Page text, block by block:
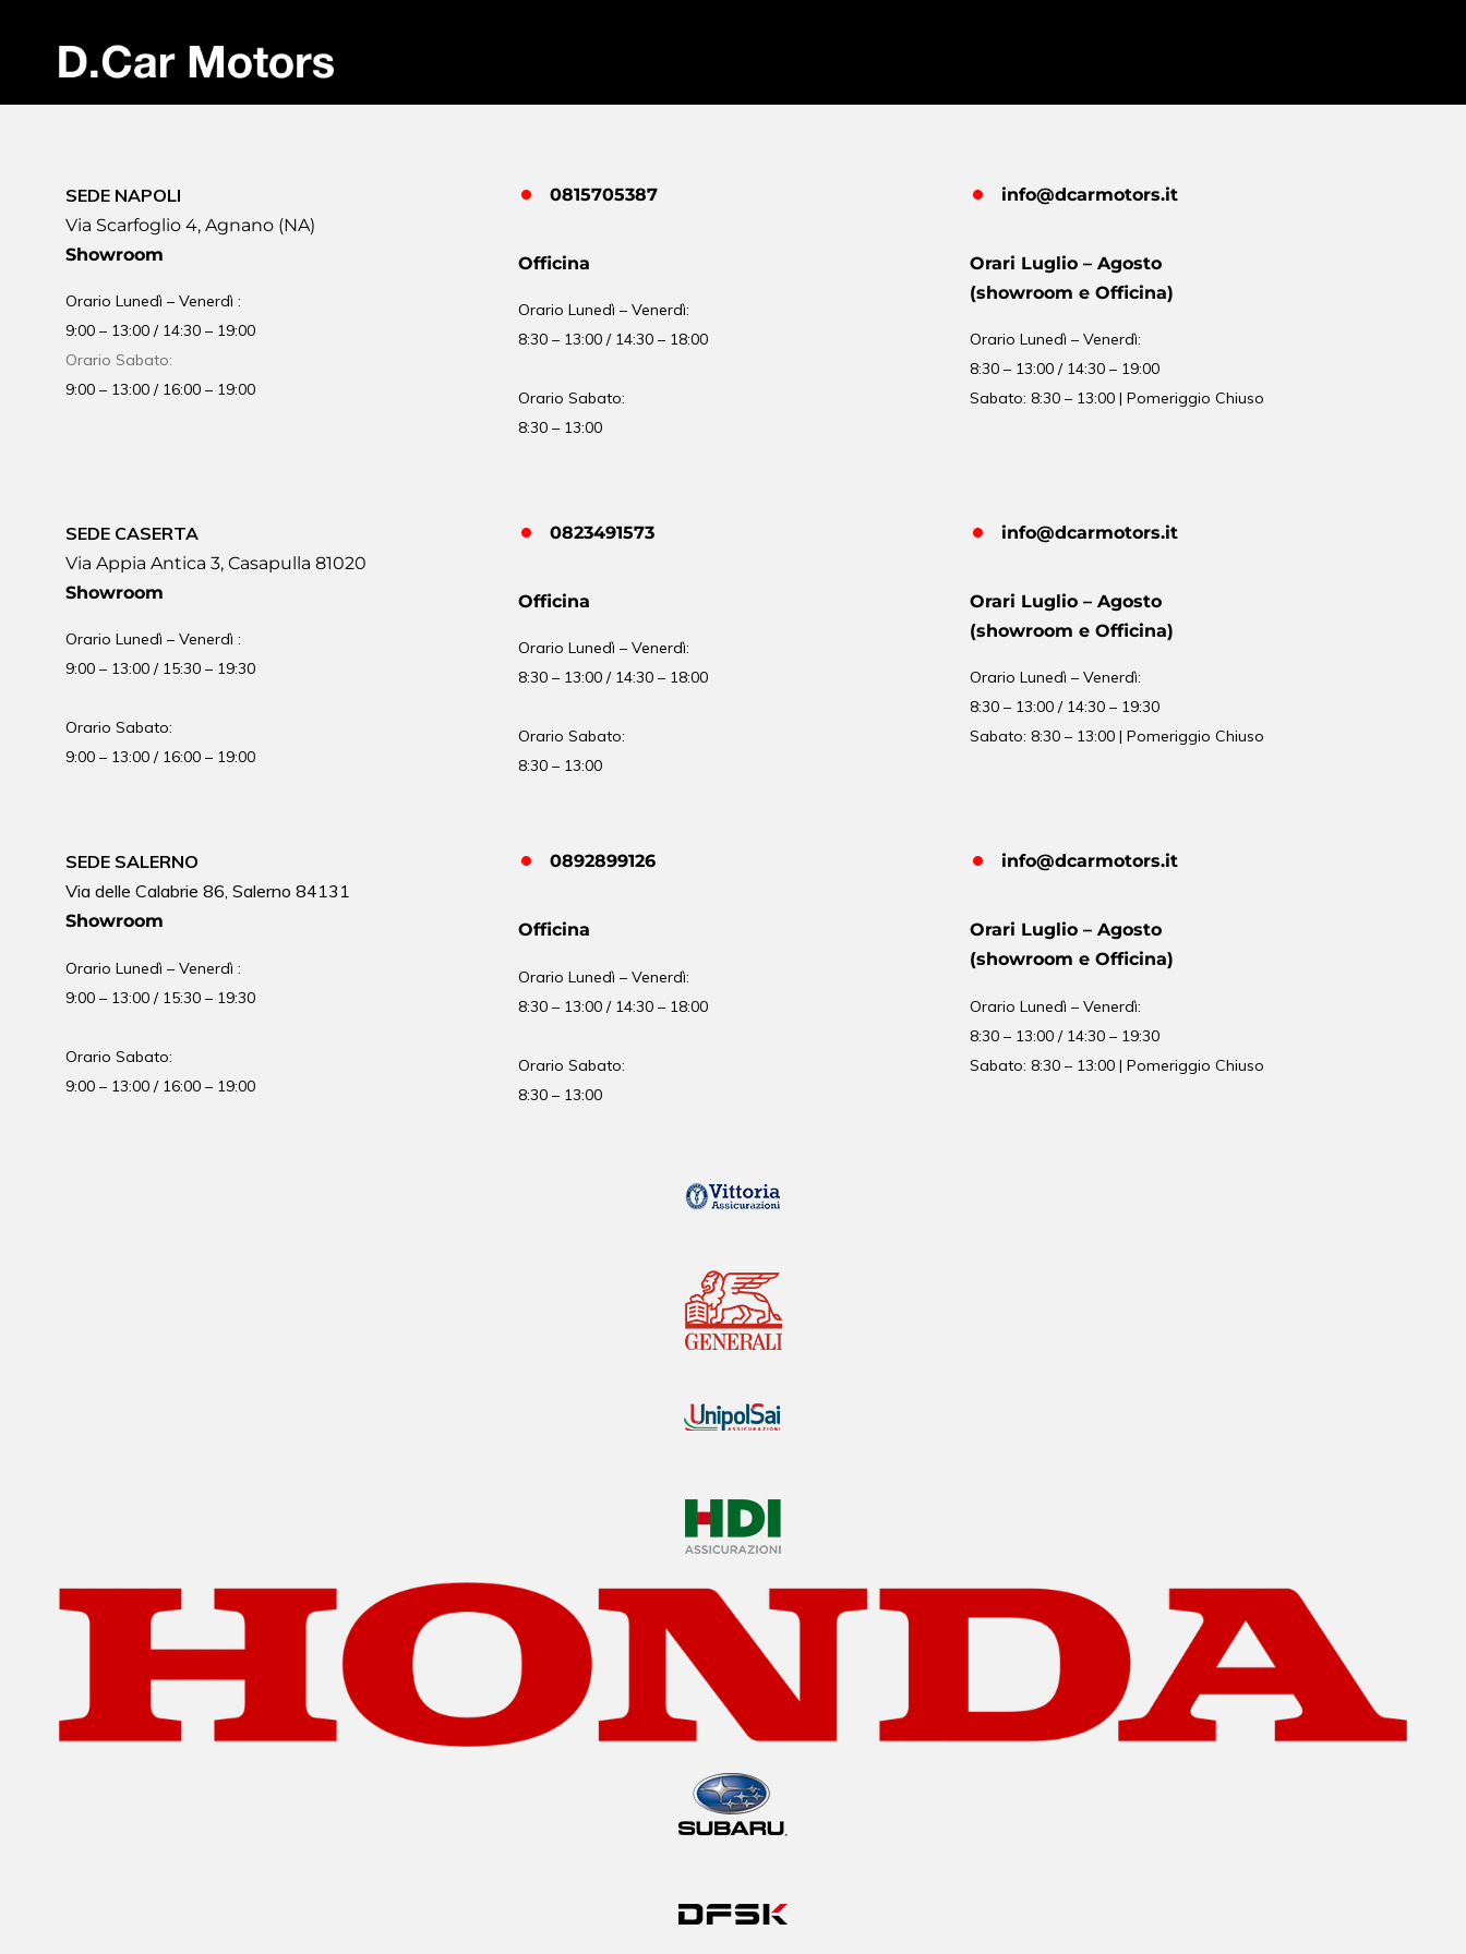
SEDE NAPOLI
Via Scarfoglio 4, Agnano (NA)
Showroom
Orario Lunedì – Venerdì :
9:00 – 13:00 / 14:30 – 19:00
Orario Sabato:
9:00 – 13:00 / 16:00 – 19:00
0815705387
Officina
Orario Lunedì – Venerdì:
8:30 – 13:00 / 14:30 – 18:00
Orario Sabato:
8:30 – 13:00
info@dcarmotors.it
Orari Luglio – Agosto
(showroom e Officina)
OrarioLunedì – Venerdì:
8:30 – 13:00 / 14:30 – 19:00
Sabato: 8:30 – 13:00 | Pomeriggio Chiuso
SEDE CASERTA
Via Appia Antica 3, Casapulla 81020
Showroom
Orario Lunedì – Venerdì :
9:00 – 13:00 / 15:30 – 19:30
Orario Sabato:
9:00 – 13:00 / 16:00 – 19:00
0823491573
Officina
Orario Lunedì – Venerdì:
8:30 – 13:00 / 14:30 – 18:00
Orario Sabato:
8:30 – 13:00
info@dcarmotors.it
Orari Luglio – Agosto
(showroom e Officina)
OrarioLunedì – Venerdì:
8:30 – 13:00 / 14:30 – 19:30
Sabato: 8:30 – 13:00 | Pomeriggio Chiuso
SEDE SALERNO
Via delle Calabrie 86, Salerno 84131
Showroom
Orario Lunedì – Venerdì :
9:00 – 13:00 / 15:30 – 19:30
Orario Sabato:
9:00 – 13:00 / 16:00 – 19:00
0892899126
Officina
Orario Lunedì – Venerdì:
8:30 – 13:00 / 14:30 – 18:00
Orario Sabato:
8:30 – 13:00
info@dcarmotors.it
Orari Luglio – Agosto
(showroom e Officina)
OrarioLunedì – Venerdì:
8:30 – 13:00 / 14:30 – 19:30
Sabato: 8:30 – 13:00 | Pomeriggio Chiuso